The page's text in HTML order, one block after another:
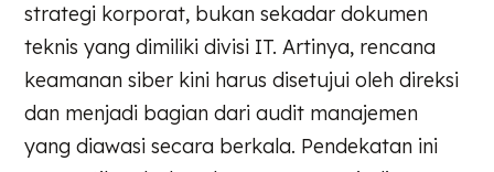
strategi korporat, bukan sekadar dokumen
teknis yang dimiliki divisi IT. Artinya, rencana
keamanan siber kini harus disetujui oleh direksi
dan menjadi bagian dari audit manajemen
yang diawasi secara berkala. Pendekatan ini